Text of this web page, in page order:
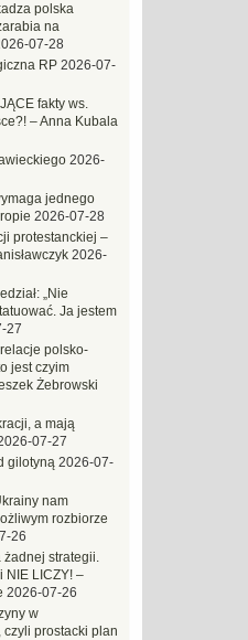
polska
na
07-28
RP 2026-07-
fakty ws.
– Anna Kubala
2026-
jednego
2026-07-28
protestanckiej –
2026-
„Nie
Ja jestem
27
polsko-
jest czyim
Żebrowski
a mają
07-27
gilotyną 2026-07-
nam
rozbiorze
26
żadnej strategii.
NIE LICZY! –
2026-07-26
w
czyli prostacki plan